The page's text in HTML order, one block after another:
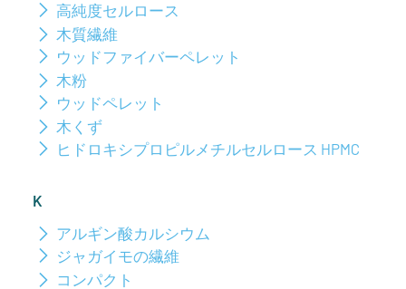
高純度セルロース
木質繊維
ウッドファイバーペレット
木粉
ウッドペレット
木くず
ヒドロキシプロピルメチルセルロース HPMC
K
アルギン酸カルシウム
ジャガイモの繊維
コンパクト